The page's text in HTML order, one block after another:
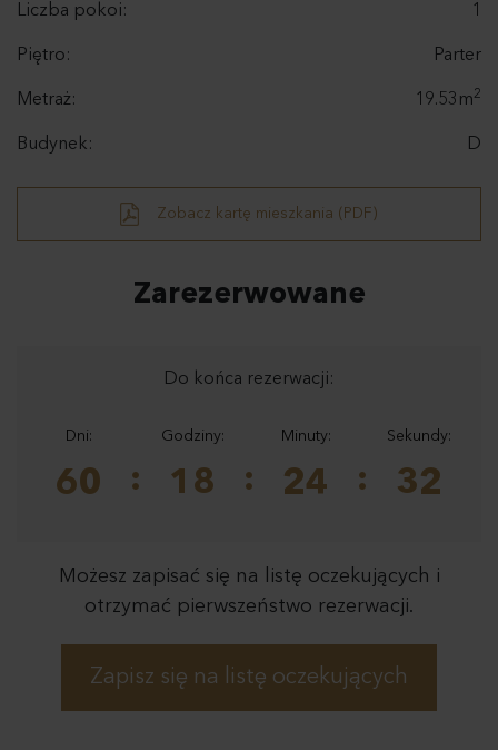
Liczba pokoi: 1
Piętro: Parter
Metraż: 19.53m2
Budynek: D
Zobacz kartę mieszkania (PDF)
Zarezerwowane
Do końca rezerwacji:
Dni:
60
Godziny:
18
Minuty:
24
Sekundy:
32
Możesz zapisać się na listę oczekujących i
otrzymać pierwszeństwo rezerwacji.
Zapisz się na listę oczekujących